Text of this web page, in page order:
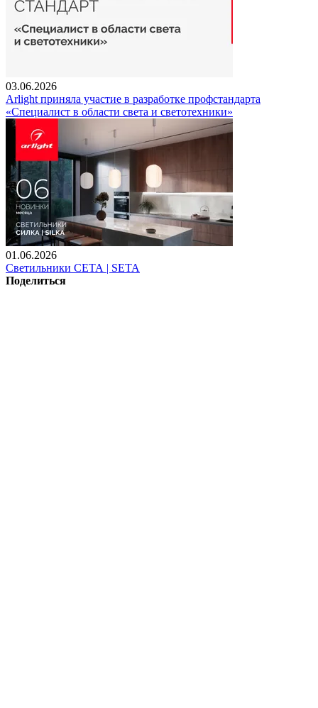
03.06.2026
Arlight приняла участие в разработке профстандарта
«Специалист в области света и светотехники»
01.06.2026
Светильники СЕТА | SETA
Поделиться